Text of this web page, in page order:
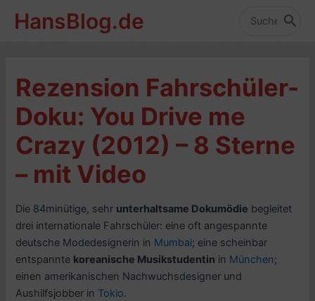
InhaltHansBlog.de
Search
Rezension Fahrschüler-
Doku: You Drive me
Crazy (2012) – 8 Sterne
– mit Video
Die 84minütige, sehr unterhaltsame Dokumödie begleitet
drei internationale Fahrschüler: eine oft angespannte
deutsche Modedesignerin in Mumbai; eine scheinbar
entspannte koreanische Musikstudentin in München;
einen amerikanischen Nachwuchsdesigner und
Aushilfsjobber in Tokio.